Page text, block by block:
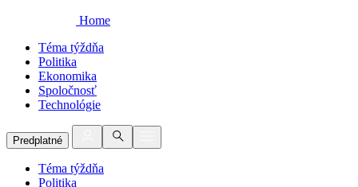
Home
Téma týždňa
Politika
Ekonomika
Spoločnosť
Technológie
Predplatné
Téma týždňa
Politika